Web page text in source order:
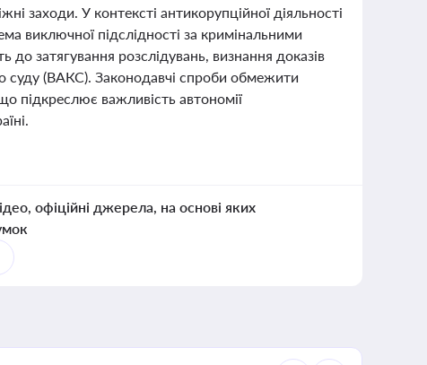
заходи. У контексті антикорупційної діяльності
виключної підслідності за кримінальними
затягування розслідувань, визнання доказів
суду (ВАКС). Законодавчі спроби обмежити
підкреслює важливість автономії
офіційні джерела, на основі яких